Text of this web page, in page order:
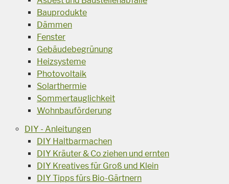
Bauprodukte
Dämmen
Fenster
Gebäudebegrünung
Heizsysteme
Photovoltaik
Solarthermie
Sommertauglichkeit
Wohnbauförderung
DIY - Anleitungen
DIY Haltbarmachen
DIY Kräuter & Co ziehen und ernten
DIY Kreatives für Groß und Klein
DIY Tipps fürs Bio-Gärtnern